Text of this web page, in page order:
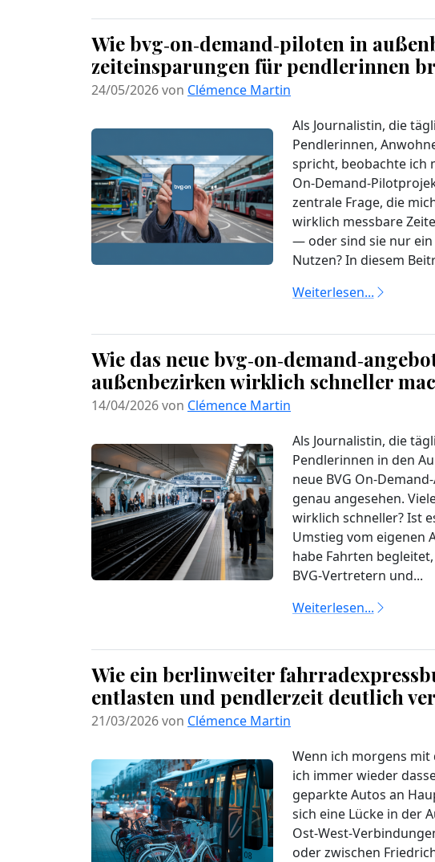
Wie bvg‑on‑demand‑piloten in
zeiteinsparungen für pendlerinnen
24/05/2026 von Clémence Martin
Als Journalistin, die
Pendlerinnen,
spricht, beobachte ich
zentrale Frage, die
wirklich messbare
— oder sind sie nur
Nutzen? In diesem
Weiterlesen...
Wie das neue
außenbezirken wirklich schneller
14/04/2026 von Clémence Martin
Als Journalistin, die
Pendlerinnen in den
neue BVG
genau angesehen.
wirklich schneller? Ist
Umstieg vom eigenen
habe Fahrten
BVG-Vertretern und...
Weiterlesen...
Wie ein berlinweiter
entlasten und pendlerzeit deutlich
21/03/2026 von Clémence Martin
Wenn ich morgens mit
ich immer wieder
geparkte Autos an
sich eine Lücke in der
oder zwischen